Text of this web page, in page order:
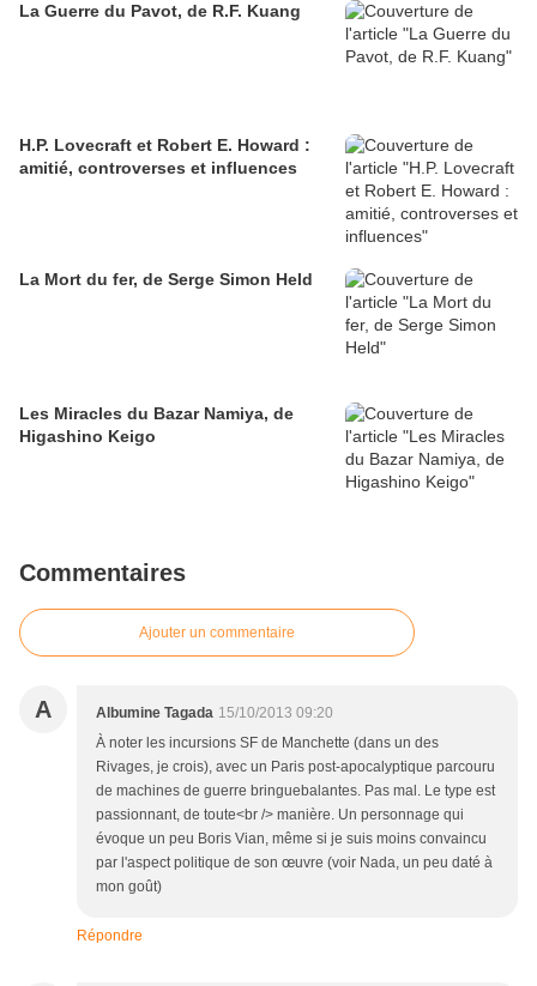
La Guerre du Pavot, de R.F. Kuang
H.P. Lovecraft et Robert E. Howard :
amitié, controverses et influences
La Mort du fer, de Serge Simon Held
Les Miracles du Bazar Namiya, de
Higashino Keigo
Commentaires
Ajouter un commentaire
A Albumine Tagada 15/10/2013 09:20
À noter les incursions SF de Manchette (dans un des
Rivages, je crois), avec un Paris post-apocalyptique parcouru
de machines de guerre bringuebalantes. Pas mal. Le type est
passionnant, de toute<br /> manière. Un personnage qui
évoque un peu Boris Vian, même si je suis moins convaincu
par l'aspect politique de son œuvre (voir Nada, un peu daté à
mon goût)
Répondre